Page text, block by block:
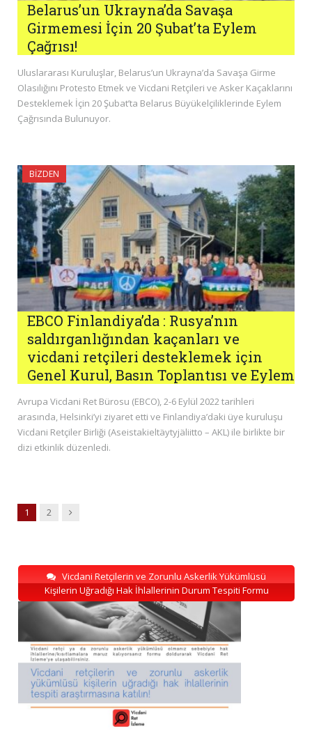
Belarus’un Ukrayna’da Savaşa
Girmemesi İçin 20 Şubat’ta Eylem
Çağrısı!
Uluslararası Kuruluşlar, Belarus’un Ukrayna’da Savaşa Girme
Olasılığını Protesto Etmek ve Vicdani Retçileri ve Asker Kaçaklarını
Desteklemek İçin 20 Şubat’ta Belarus Büyükelçiliklerinde Eylem
Çağrısında Bulunuyor.
BIZDEN
EBCO Finlandiya’da : Rusya’nın
saldırganlığından kaçanları ve
vicdani retçileri desteklemek için
Genel Kurul, Basın Toplantısı ve Eylem
Avrupa Vicdani Ret Bürosu (EBCO), 2-6 Eylül 2022 tarihleri
arasında, Helsinki’yi ziyaret etti ve Finlandiya’daki üye kuruluşu
Vicdani Retçiler Birliği (Aseistakieltäytyjäliitto – AKL) ile birlikte bir
dizi etkinlik düzenledi.
1 2 Next
Vicdani Retçilerin ve Zorunlu Askerlik Yükümlüsü
Kişilerin Uğradığı Hak İhlallerinin Durum Tespiti Formu